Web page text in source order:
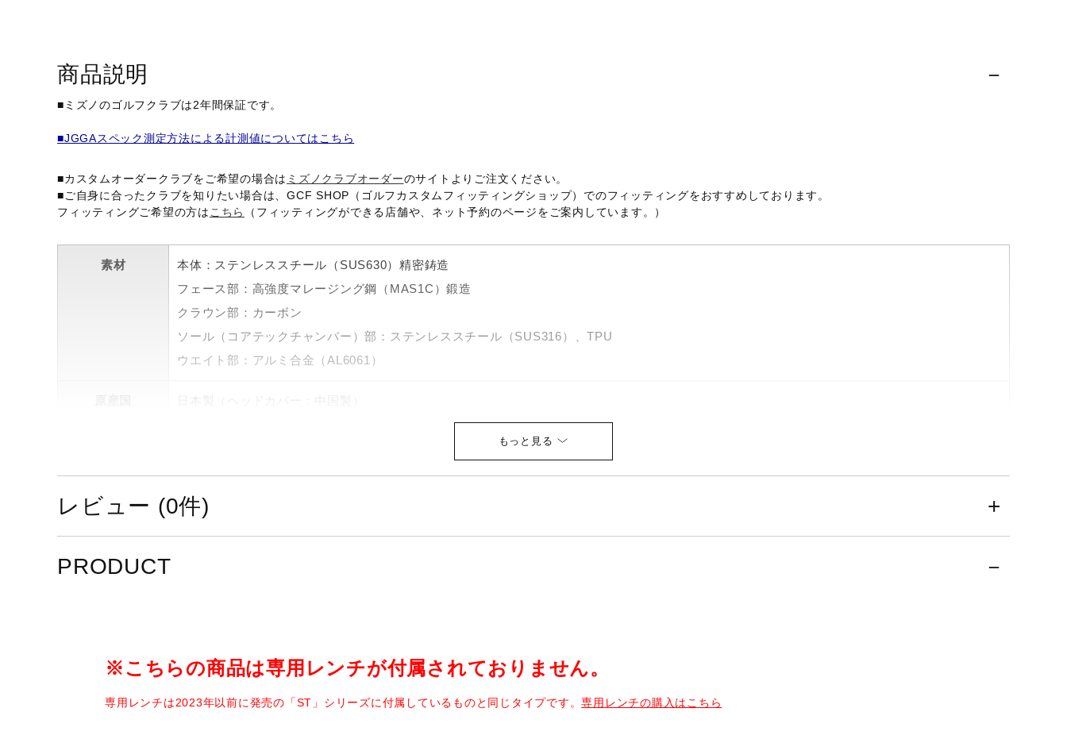
コラボ／ライセンス
セール
商品説明
■ミズノのゴルフクラブは2年間保証です。
■JGGAスペック測定方法による計測値についてはこちら
■カスタムオーダークラブをご希望の場合は ミズノクラブオーダーのサイトよりご注文ください。
■ご自身に合ったクラブを知りたい場合は、GCF SHOP（ゴルフカスタムフィッティングショップ）でのフィッティングをおすすめしております。
フィッティングご希望の方は こちら （フィッティングができる店舗や、ネット予約のページをご案内しています。）
素材
本体：ステンレススチール（SUS630）精密鋳造
フェース部：高強度マレージング鋼（MAS1C）鍛造
クラウン部：カーボン
ソール（コアテックチャンバー）部：ステンレススチール（SUS316）、TPU
ウエイト部：アルミ合金（AL6061）
No.5／18±2
シャフト
バランス No.5／D0
クラブ質量(g)※
レビュー (0件)
PRODUCT
※こちらの商品は専用レンチが付属されておりません。
専用レンチは2023年以前に発売の「ST」シリーズに付属しているものと同じタイプです。専用レンチの購入はこちら